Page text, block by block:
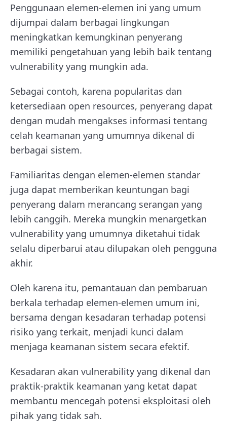
Penggunaan elemen-elemen ini yang umum
dijumpai dalam berbagai lingkungan
meningkatkan kemungkinan penyerang
memiliki pengetahuan yang lebih baik tentang
vulnerability yang mungkin ada.
Sebagai contoh, karena popularitas dan
ketersediaan open resources, penyerang dapat
dengan mudah mengakses informasi tentang
celah keamanan yang umumnya dikenal di
berbagai sistem.
Familiaritas dengan elemen-elemen standar
juga dapat memberikan keuntungan bagi
penyerang dalam merancang serangan yang
lebih canggih. Mereka mungkin menargetkan
vulnerability yang umumnya diketahui tidak
selalu diperbarui atau dilupakan oleh pengguna
akhir.
Oleh karena itu, pemantauan dan pembaruan
berkala terhadap elemen-elemen umum ini,
bersama dengan kesadaran terhadap potensi
risiko yang terkait, menjadi kunci dalam
menjaga keamanan sistem secara efektif.
Kesadaran akan vulnerability yang dikenal dan
praktik-praktik keamanan yang ketat dapat
membantu mencegah potensi eksploitasi oleh
pihak yang tidak sah.